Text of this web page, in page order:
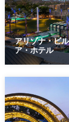
アリゾナ・ビ
ア・ホテル